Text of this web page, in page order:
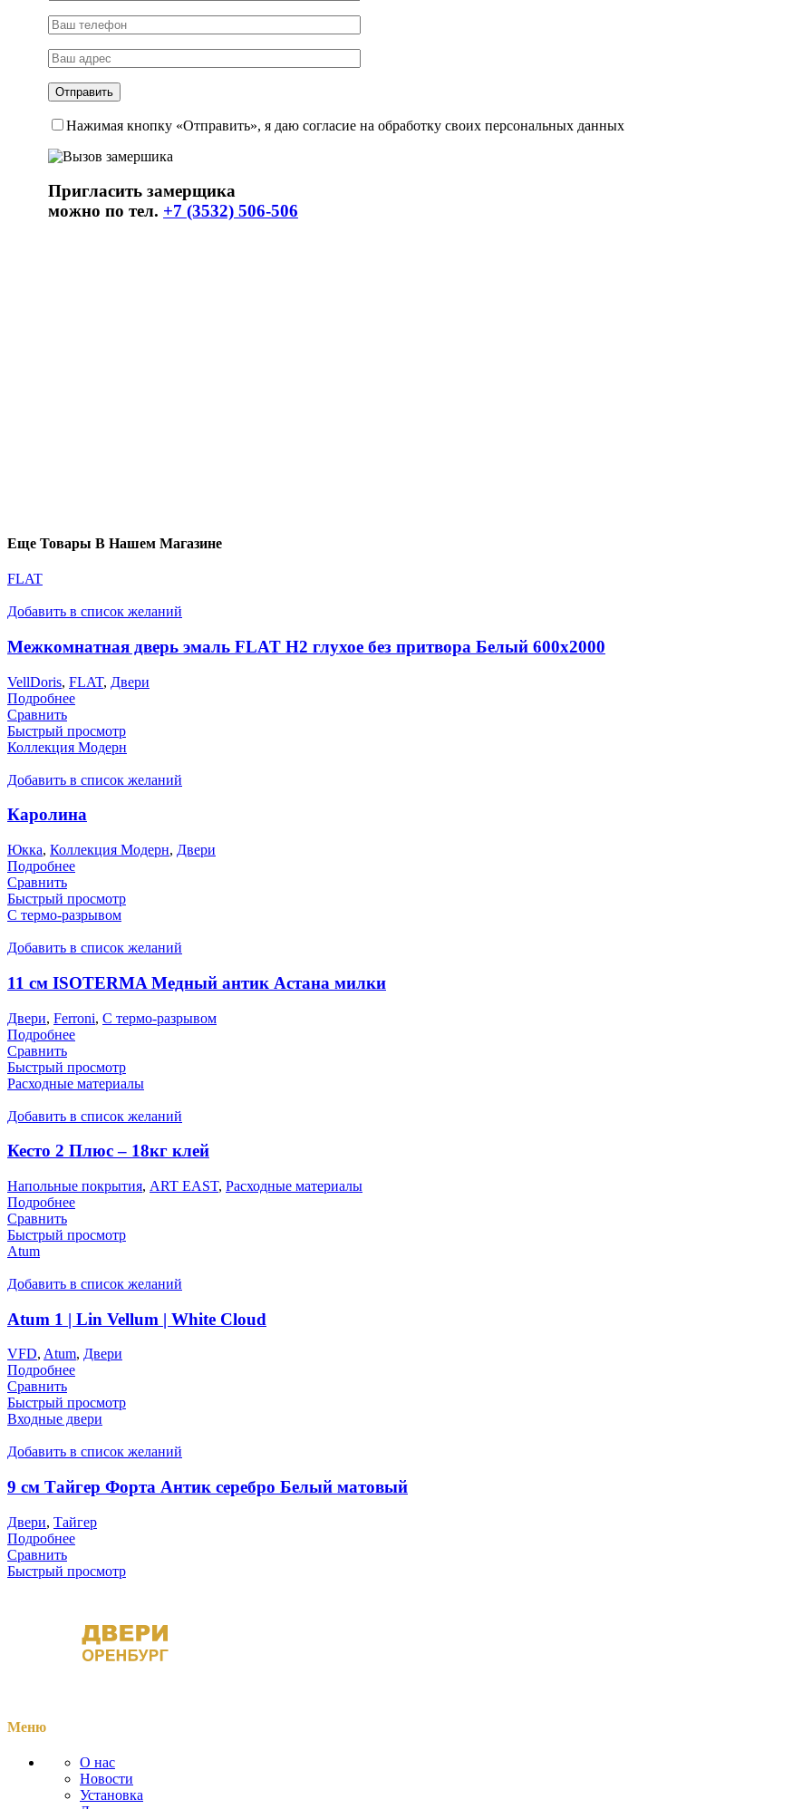
Нажимая кнопку «Отправить», я даю согласие на обработку своих персональных данных
Пригласить замерщика
можно по тел. +7 (3532) 506-506
Еще Товары В Нашем Магазине
FLAT
Добавить в список желаний
Межкомнатная дверь эмаль FLAT H2 глухое без притвора Белый 600х2000
VellDoris, FLAT, Двери
Подробнее
Сравнить
Быстрый просмотр
Коллекция Модерн
Добавить в список желаний
Каролина
Юкка, Коллекция Модерн, Двери
Подробнее
Сравнить
Быстрый просмотр
С термо-разрывом
Добавить в список желаний
11 см ISOTERMA Медный антик Астана милки
Двери, Ferroni, С термо-разрывом
Подробнее
Сравнить
Быстрый просмотр
Расходные материалы
Добавить в список желаний
Кесто 2 Плюс – 18кг клей
Напольные покрытия, ART EAST, Расходные материалы
Подробнее
Сравнить
Быстрый просмотр
Atum
Добавить в список желаний
Atum 1 | Lin Vellum | White Cloud
VFD, Atum, Двери
Подробнее
Сравнить
Быстрый просмотр
Входные двери
Добавить в список желаний
9 см Тайгер Форта Антик серебро Белый матовый
Двери, Тайгер
Подробнее
Сравнить
Быстрый просмотр
Меню
О нас
Новости
Установка